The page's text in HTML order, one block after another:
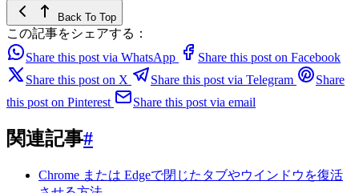
Back To Top
この記事をシェアする：
Share this post via WhatsApp
Share this post on Facebook
Share this post on X
Share this post via Telegram
Share
this post on Pinterest
Share this post via email
関連記事#
Chrome または Edgeで閉じたタブやウインドウを復活